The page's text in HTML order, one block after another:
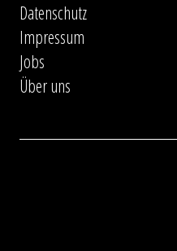
Datenschutz
Impressum
Jobs
Über uns